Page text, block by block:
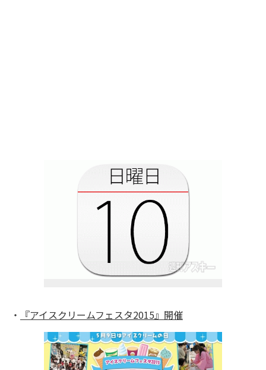
・ 『アイスクリームフェスタ2015』開催